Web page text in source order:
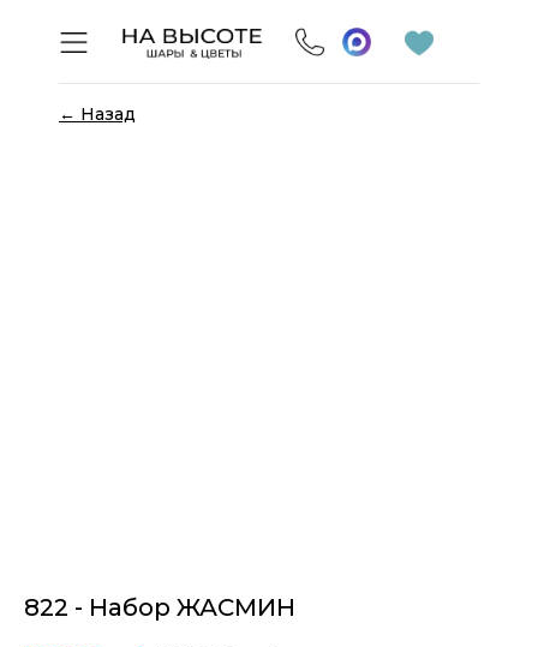
← Назад
822 - Набор ЖАСМИН